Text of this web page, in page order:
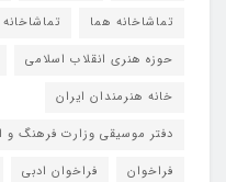
تماشاخانه هما
حوزه هنری انقلاب اسلامی
خانه هنرمندان ایران
دفتر موسیقی وزارت فرهنگ و
فراخوان
فراخوان ادبی